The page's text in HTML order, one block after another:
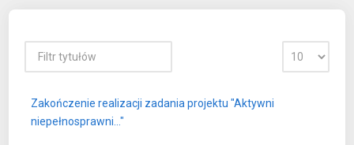
Zakończenie realizacji zadania projektu "Aktywni
niepełnosprawni..."